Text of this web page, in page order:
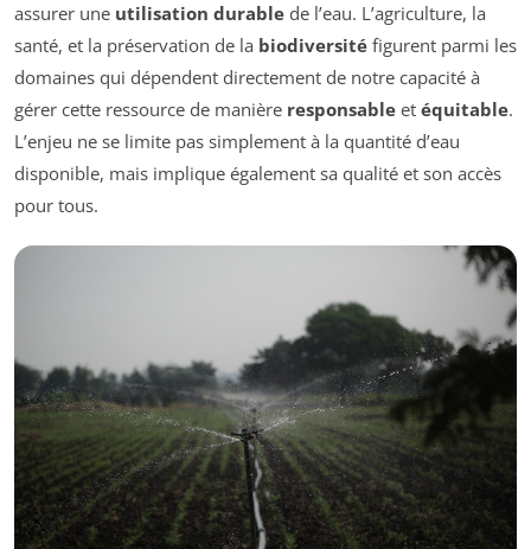
assurer une utilisation durable de l’eau. L’agriculture, la
santé, et la préservation de la biodiversité figurent parmi les
domaines qui dépendent directement de notre capacité à
gérer cette ressource de manière responsable et équitable.
L’enjeu ne se limite pas simplement à la quantité d’eau
disponible, mais implique également sa qualité et son accès
pour tous.